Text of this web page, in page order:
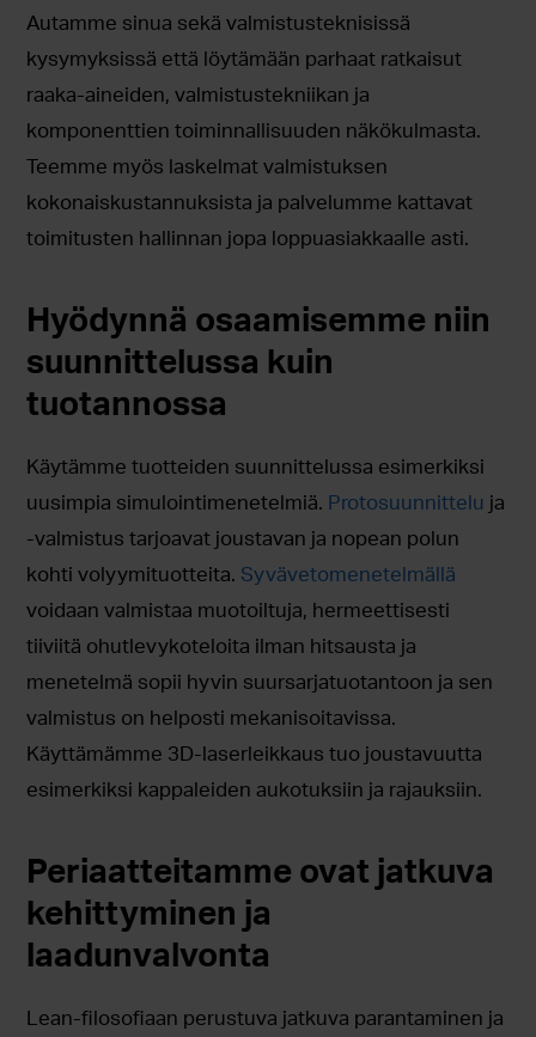
Autamme sinua sekä valmistusteknisissä
kysymyksissä että löytämään parhaat ratkaisut
raaka-aineiden, valmistustekniikan ja
komponenttien toiminnallisuuden näkökulmasta.
Teemme myös laskelmat valmistuksen
kokonaiskustannuksista ja palvelumme kattavat
toimitusten hallinnan jopa loppuasiakkaalle asti.
Hyödynnä osaamisemme niin
suunnittelussa kuin
tuotannossa
Käytämme tuotteiden suunnittelussa esimerkiksi
uusimpia simulointimenetelmiä. Protosuunnittelu ja
-valmistus tarjoavat joustavan ja nopean polun
kohti volyymituotteita. Syvävetomenetelmällä
voidaan valmistaa muotoiltuja, hermeettisesti
tiiviitä ohutlevykoteloita ilman hitsausta ja
menetelmä sopii hyvin suursarjatuotantoon ja sen
valmistus on helposti mekanisoitavissa.
Käyttämämme 3D-laserleikkaus tuo joustavuutta
esimerkiksi kappaleiden aukotuksiin ja rajauksiin.
Periaatteitamme ovat jatkuva
kehittyminen ja
laadunvalvonta
Lean-filosofiaan perustuva jatkuva parantaminen ja